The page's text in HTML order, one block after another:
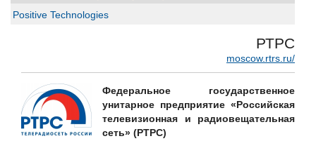
Positive Technologies
Staffcop
UserGate
РТРС
moscow.rtrs.ru/
Федеральное государственное
унитарное предприятие «Российская
телевизионная и радиовещательная
сеть» (РТРС)